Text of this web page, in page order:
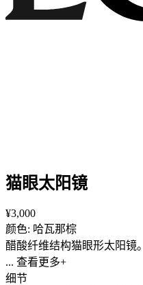
猫眼太阳镜
¥3,000
颜色: 哈瓦那棕
醋酸纤维结构猫眼形太阳镜。
... 查看更多+
细节